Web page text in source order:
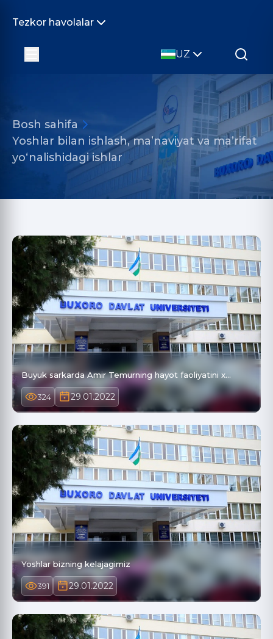
Tezkor havolalar
UZ
Bosh sahifa
Yoshlar bilan ishlash, ma’naviyat va ma’rifat
yo‘nalishidagi ishlar
Buyuk sarkarda Amir Temurning hayot faoliyatini x…
324 29.01.2022
Yoshlar bizning kelajagimiz
391 29.01.2022